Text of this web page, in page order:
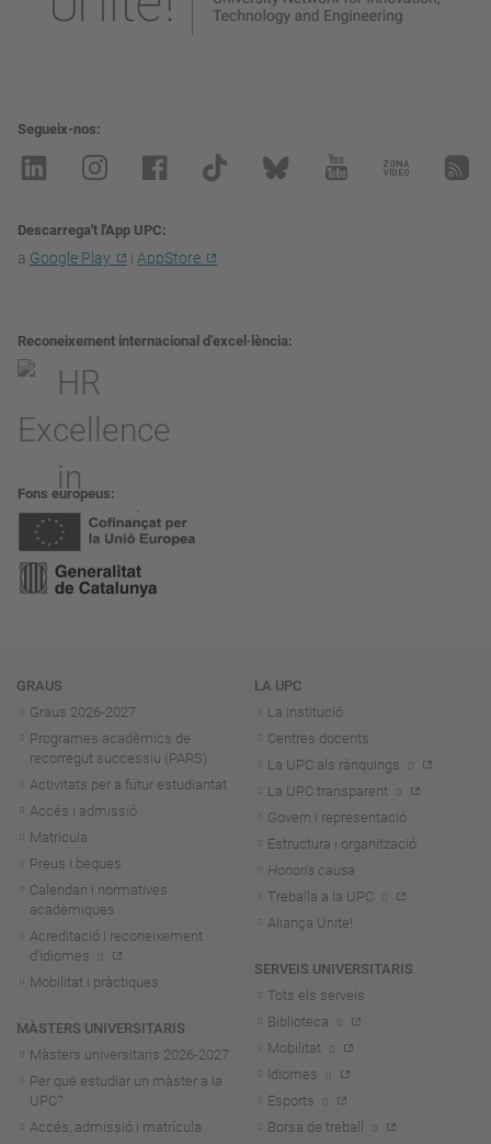
Segueix-nos
Descarrega't l'App UPC
a Google Play i AppStore
Reconeixement internacional d’excel·lència
Fons europeus
Navegació
GRAUS
Graus 2026-2027
Programes acadèmics de
recorregut successiu (PARS)
Activitats per a futur estudiantat
Accés i admissió
Matrícula
Preus i beques
Calendari i normatives
acadèmiques
Acreditació i reconeixement
d'idiomes
Mobilitat i pràctiques
MÀSTERS UNIVERSITARIS
Màsters universitaris 2026-2027
Per què estudiar un màster a la
UPC?
Accés, admissió i matrícula
LA UPC
La institució
Centres docents
La UPC als rànquings
La UPC transparent
Govern i representació
Estructura i organització
Honoris causa
Treballa a la UPC
Aliança Unite!
SERVEIS UNIVERSITARIS
Tots els serveis
Biblioteca
Mobilitat
Idiomes
Esports
Borsa de treball